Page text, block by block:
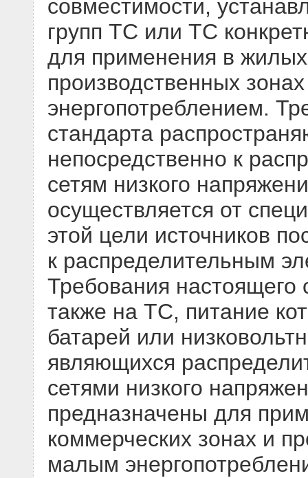
совместимости,
групп ТС или ТС
для применения в
производственных
энергопотреблением.
стандарта
непосредственно к
сетям низкого
осуществляется от
этой цели источников
к распределительным
Требования настоящего
также на ТС, питание
батарей или
являющихся
сетями низкого
предназначены для
коммерческих зонах и
малым